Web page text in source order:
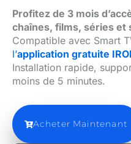
was:
€35.99.
is:
Profitez de 3 mois
chaînes, films, séries et
Compatible avec Smart
l’application gratuite
Installation rapide,
moins de 5 minutes.
Acheter Maintenant